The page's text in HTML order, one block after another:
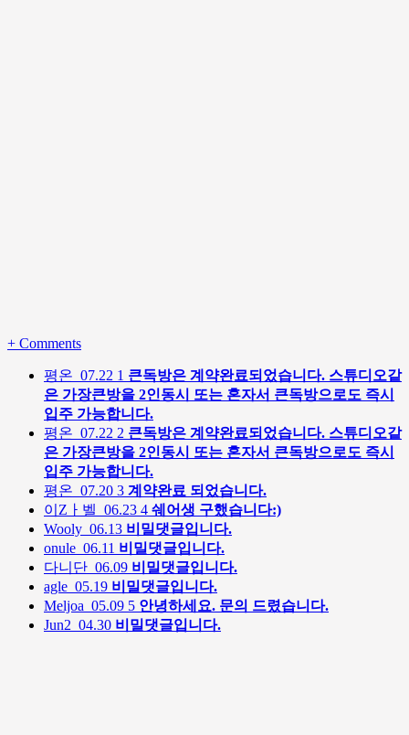
+ Comments
평온 07.22 1 큰독방은 계약완료되었습니다. 스튜디오같
은 가장큰방을 2인동시 또는 혼자서 큰독방으로도 즉시
입주 가능합니다.
평온 07.22 2 큰독방은 계약완료되었습니다. 스튜디오같
은 가장큰방을 2인동시 또는 혼자서 큰독방으로도 즉시
입주 가능합니다.
평온 07.20 3 계약완료 되었습니다.
이Zㅏ벨 06.23 4 쉐어생 구했습니다:)
Wooly 06.13 비밀댓글입니다.
onule 06.11 비밀댓글입니다.
다니단 06.09 비밀댓글입니다.
agle 05.19 비밀댓글입니다.
Meljoa 05.09 5 안녕하세요. 문의 드렸습니다.
Jun2 04.30 비밀댓글입니다.